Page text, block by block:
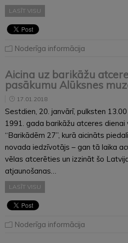
LASĪT VISU
Noderīga informācija
Aicina uz barikāžu
pasākumu Alūksnes
17.01.2018
Sestdien, 20. janvārī, pulksten
1991. gada barikāžu atceres
“Barikādēm 27”, kurā aicināts
novada iedzīvotājs – gan tā laika
vēlas atcerēties un izzināt šo
atjaunošanas…
LASĪT VISU
Noderīga informācija